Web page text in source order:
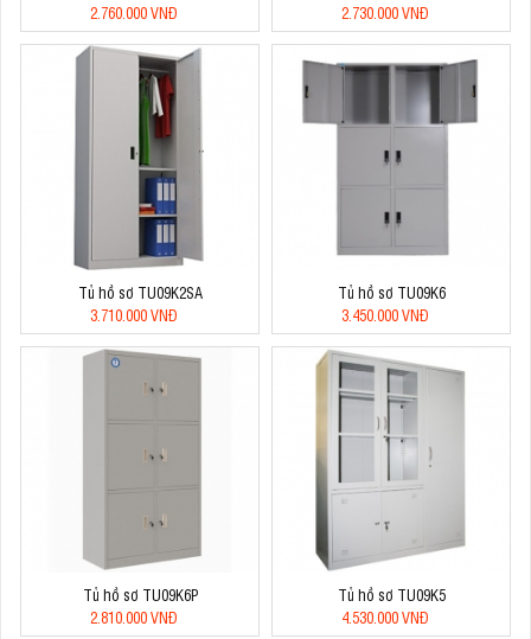
2.760.000 VNĐ 2.730.000 VNĐ
Tủ hồ sơ TU09K2SA
3.710.000 VNĐ
Tủ hồ sơ TU09K6
3.450.000 VNĐ
Tủ hồ sơ TU09K6P
2.810.000 VNĐ
Tủ hồ sơ TU09K5
4.530.000 VNĐ